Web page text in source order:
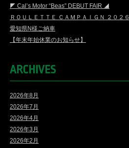
◤ Cal’s Motor “Beas” DEBUT FAIR ◢
ＲＯＵＬＥＴＴＥ ＣＡＭＰＡＩＧＮ ２０２６
愛知県N様ご納車
【年末年始休業のお知らせ】
ARCHIVES
2026年8月
2026年7月
2026年4月
2026年3月
2026年2月